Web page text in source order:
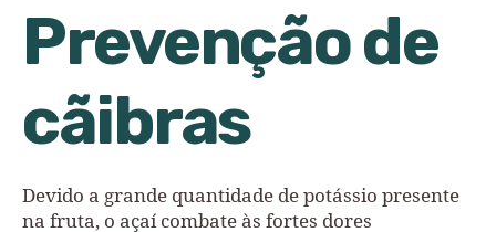
Prevenção de
cãibras
Devido a grande quantidade de potássio presente
na fruta, o açaí combate às fortes dores